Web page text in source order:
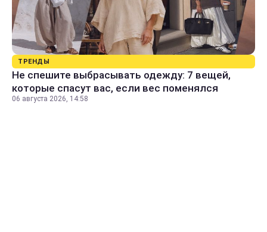
ТРЕНДЫ
Не спешите выбрасывать одежду: 7 вещей,
которые спасут вас, если вес поменялся
06 августа 2026, 14:58